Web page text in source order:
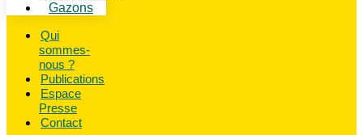
Gazons
Qui
sommes-
nous ?
Publications
Espace
Presse
Contact